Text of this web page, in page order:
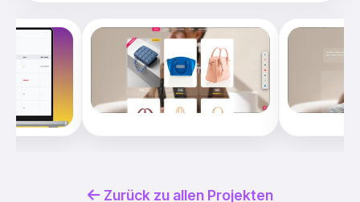
Zurück zu allen Projekten